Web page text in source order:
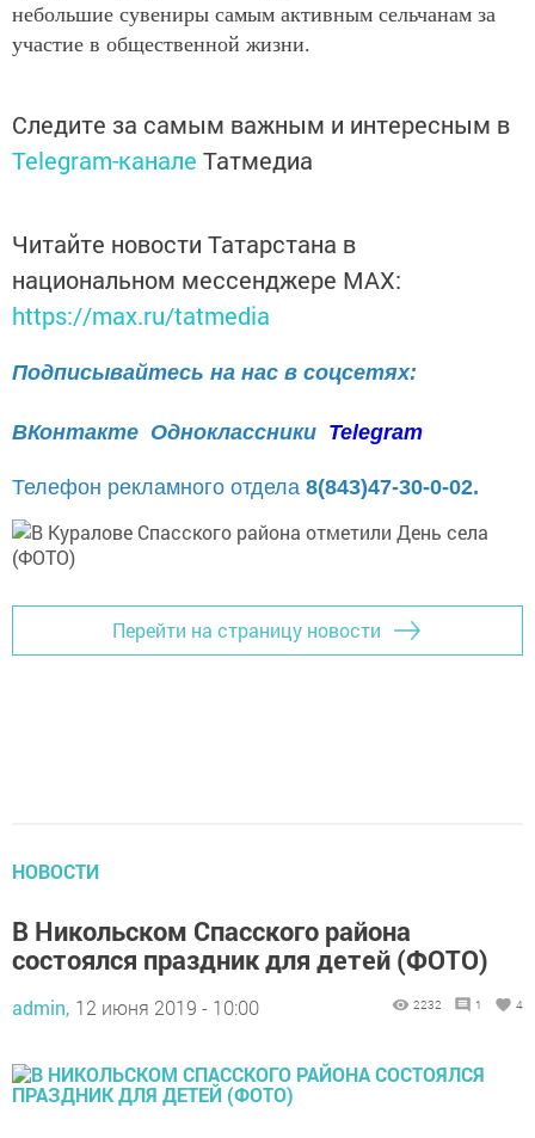
небольшие сувениры самым активным сельчанам за
участие в общественной жизни.
Следите за самым важным и интересным в
Telegram-канале Татмедиа
Читайте новости Татарстана в
национальном мессенджере MАХ:
https://max.ru/tatmedia
Подписывайтесь на нас в соцсетях:
ВКонтакте Одноклассники Telegram
Телефон рекламного отдела 8(843)47-30-0-02.
Перейти на страницу новости
НОВОСТИ
В Никольском Спасского района
состоялся праздник для детей (ФОТО)
admin, 12 июня 2019 - 10:00 2232 1 4